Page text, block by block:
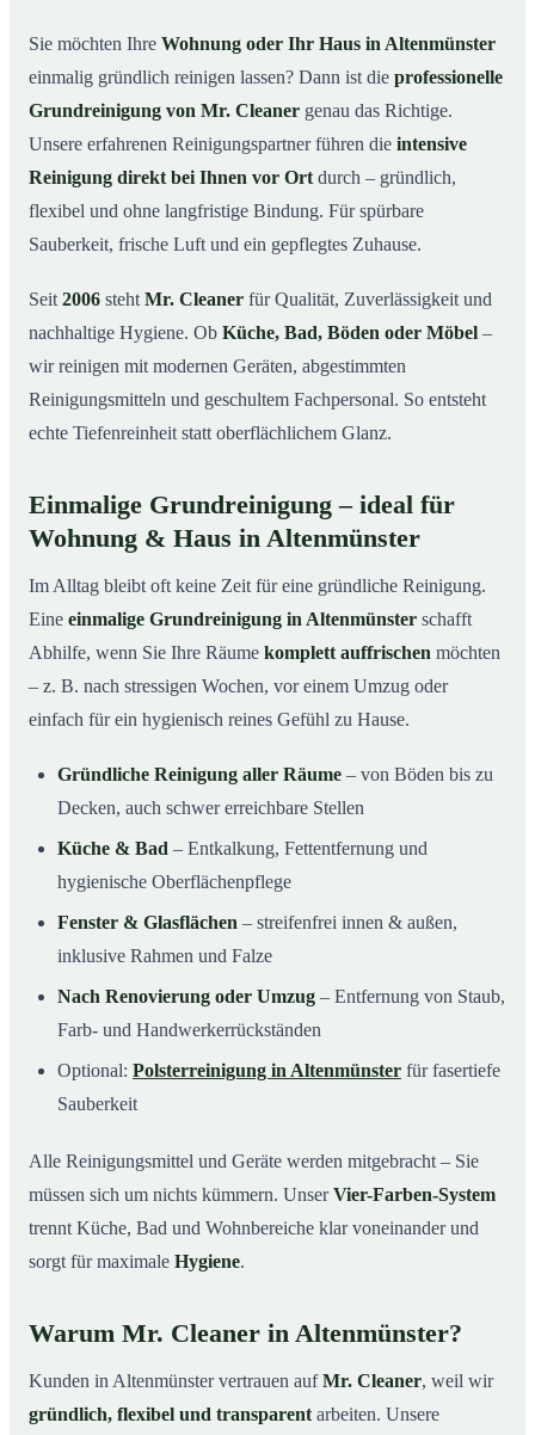
04 So läuft die Grundreinigung in Altenmünster ab
05 Wann ist eine Grundreinigung sinnvoll?
06Grundreinigung in Altenmünster & Umgebung
Jetzt kostenloses Angebot anfordern
Sie möchten Ihre Wohnung oder Ihr Haus in Altenmünster
einmalig gründlich reinigen lassen? Dann ist die professionelle
Grundreinigung von Mr. Cleaner genau das Richtige.
Unsere erfahrenen Reinigungspartner führen die intensive
Reinigung direkt bei Ihnen vor Ort durch – gründlich,
flexibel und ohne langfristige Bindung. Für spürbare
Sauberkeit, frische Luft und ein gepflegtes Zuhause.
Seit 2006 steht Mr. Cleaner für Qualität, Zuverlässigkeit und
nachhaltige Hygiene. Ob Küche, Bad, Böden oder Möbel –
wir reinigen mit modernen Geräten, abgestimmten
Reinigungsmitteln und geschultem Fachpersonal. So entsteht
echte Tiefenreinheit statt oberflächlichem Glanz.
Einmalige Grundreinigung – ideal für
Wohnung & Haus in Altenmünster
Im Alltag bleibt oft keine Zeit für eine gründliche Reinigung.
Eine einmalige Grundreinigung in Altenmünster schafft
Abhilfe, wenn Sie Ihre Räume komplett auffrischen möchten
– z. B. nach stressigen Wochen, vor einem Umzug oder
einfach für ein hygienisch reines Gefühl zu Hause.
Gründliche Reinigung aller Räume – von Böden bis zu
Decken, auch schwer erreichbare Stellen
Küche & Bad – Entkalkung, Fettentfernung und
hygienische Oberflächenpflege
Fenster & Glasflächen – streifenfrei innen & außen,
inklusive Rahmen und Falze
Nach Renovierung oder Umzug – Entfernung von Staub,
Farb- und Handwerkerrückständen
Optional: Polsterreinigung in Altenmünster für fasertiefe
Sauberkeit
Alle Reinigungsmittel und Geräte werden mitgebracht – Sie
müssen sich um nichts kümmern. UnserVier-Farben-System
trennt Küche, Bad und Wohnbereiche klar voneinander und
sorgt für maximale Hygiene.
Warum Mr. Cleaner in Altenmünster?
Kunden in Altenmünster vertrauen aufMr. Cleaner, weil wir
gründlich, flexibel und transparent arbeiten. Unsere